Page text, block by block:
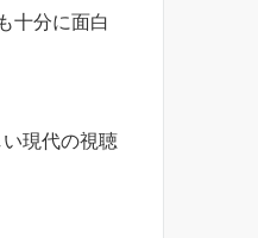
十分に面白
現代の視聴